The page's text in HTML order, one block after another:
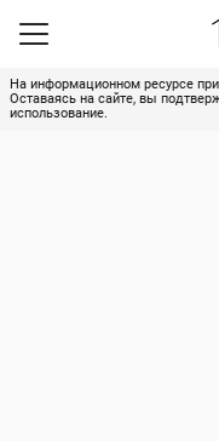
На информационном ресурсе
Оставаясь на сайте, вы
использование.